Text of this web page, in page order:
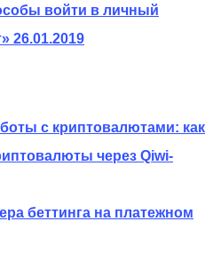
войти в личный
26.01.2019
с криптовалютами: как
через Qiwi-
беттинга на платежном